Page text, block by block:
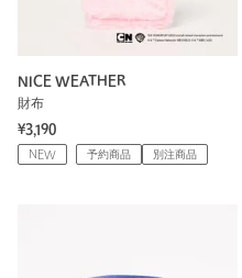
NICE WEATHER
財布
¥3,190
NEW 予約商品 別注商品